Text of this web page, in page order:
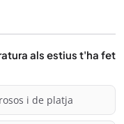
als estius t'ha fet
i de platja